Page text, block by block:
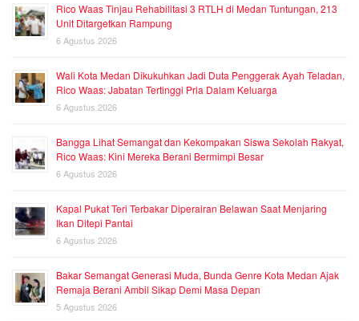
Rico Waas Tinjau Rehabilitasi 3 RTLH di Medan Tuntungan, 213
Unit Ditargetkan Rampung
6 Agustus 2026
Wali Kota Medan Dikukuhkan Jadi Duta Penggerak Ayah Teladan,
Rico Waas: Jabatan Tertinggi Pria Dalam Keluarga
6 Agustus 2026
Bangga Lihat Semangat dan Kekompakan Siswa Sekolah Rakyat,
Rico Waas: Kini Mereka Berani Bermimpi Besar
6 Agustus 2026
Kapal Pukat Teri Terbakar Diperairan Belawan Saat Menjaring
Ikan Ditepi Pantai
6 Agustus 2026
Bakar Semangat Generasi Muda, Bunda Genre Kota Medan Ajak
Remaja Berani Ambil Sikap Demi Masa Depan
5 Agustus 2026